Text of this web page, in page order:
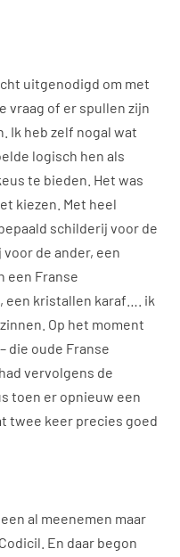
uitgenodigd om met
vraag of er spullen zijn
Ik heb zelf nogal wat
logisch hen als
te bieden. Het was
kiezen. Met heel
schilderij voor de
de ander, een
een Franse
een kristallen karaf…. ik
Op het moment
die oude Franse
vervolgens de
toen er opnieuw een
twee keer precies goed
al meenemen maar
En daar begon